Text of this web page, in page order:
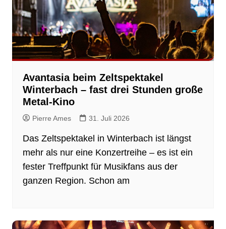
Avantasia beim Zeltspektakel
Winterbach – fast drei Stunden große
Metal-Kino
Pierre Ames 31. Juli 2026
Das Zeltspektakel in Winterbach ist längst
mehr als nur eine Konzertreihe – es ist ein
fester Treffpunkt für Musikfans aus der
ganzen Region. Schon am